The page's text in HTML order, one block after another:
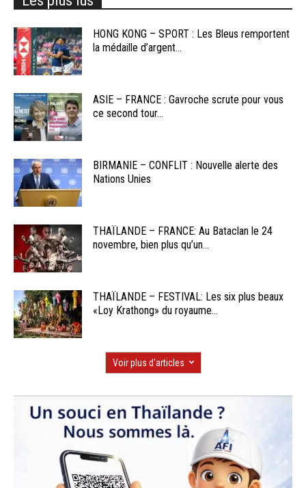
HONG KONG – SPORT : Les Bleus remportent
la médaille d’argent...
ASIE – FRANCE : Gavroche scrute pour vous
ce second tour...
BIRMANIE – CONFLIT : Nouvelle alerte des
Nations Unies
THAÏLANDE – FRANCE: Au Bataclan le 24
novembre, bien plus qu’un...
THAÏLANDE – FESTIVAL: Les six plus beaux
«Loy Krathong» du royaume...
Voir plus d'articles